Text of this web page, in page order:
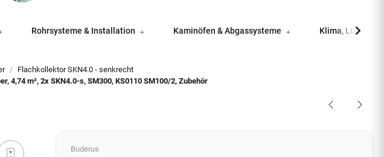
Rohrsysteme & Installation Kaminöfen & Abgassysteme Klima, Lüftung
Flachkollektor SKN4.0 - senkrecht
4,74 m², 2x SKN4.0-s, SM300, KS0110 SM100/2, Zubehör
Buderus